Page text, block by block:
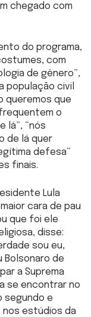
chegado com
do programa,
com
de gênero”,
população civil
queremos que
o
lá”, “nós
de lá quer
defesa”
finais.
Lula
cara de pau
que foi ele
disse:
sou eu,
Bolsonaro de
a Suprema
se encontrar no
segundo e
estúdios da